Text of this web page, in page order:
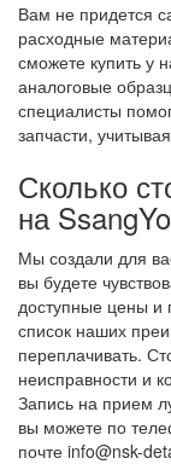
Вам не придется
расходные
сможете купить у
аналоговые
специалисты
запчасти,
Сколько
на
Мы создали для
вы будете
доступные цены и
список наших
переплачивать.
неисправности и
Запись на прием
вы можете по
почте info@nsk-